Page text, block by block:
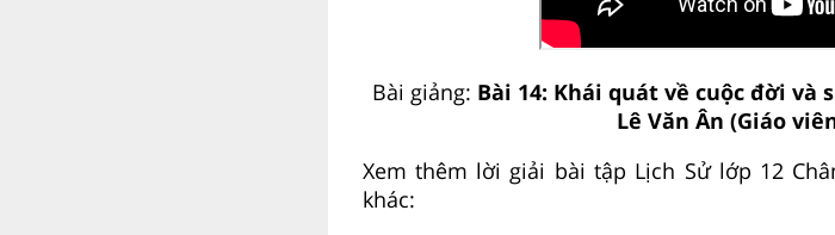
Bài giảng: Bài 14: Khái quát về cuộc đời và
Lê Văn Ân (Giáo
Xem thêm lời giải bài tập Lịch Sử lớp 12
khác: